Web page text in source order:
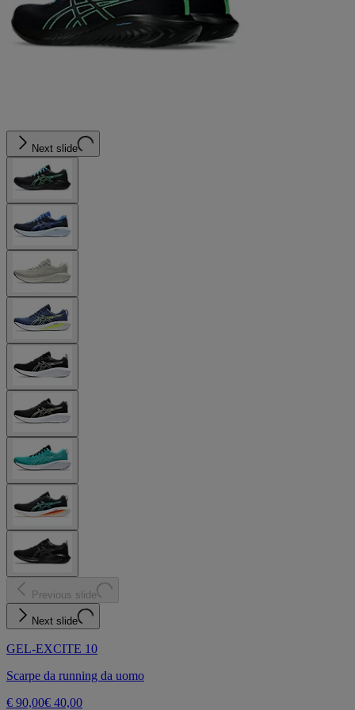
Next slide
Previous slide
Next slide
GEL-EXCITE 10
Scarpe da running da uomo
€ 90,00€ 40,00